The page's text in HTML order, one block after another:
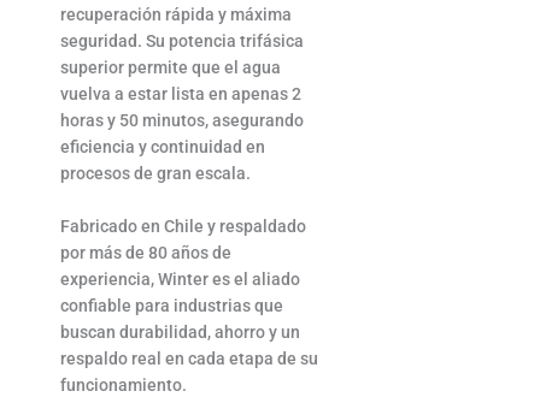
recuperación rápida y máxima
seguridad. Su potencia trifásica
superior permite que el agua
vuelva a estar lista en apenas 2
horas y 50 minutos, asegurando
eficiencia y continuidad en
procesos de gran escala.
Fabricado en Chile y respaldado
por más de 80 años de
experiencia, Winter es el aliado
confiable para industrias que
buscan durabilidad, ahorro y un
respaldo real en cada etapa de su
funcionamiento.